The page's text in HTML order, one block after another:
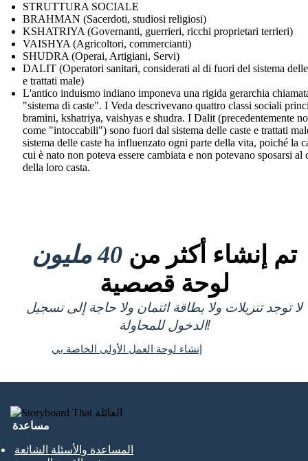
STRUTTURA SOCIALE
BRAHMAN (Sacerdoti, studiosi religiosi)
KSHATRIYA (Governanti, guerrieri, ricchi proprietari terrieri)
VAISHYA (Agricoltori, commercianti)
SHUDRA (Operai, Artigiani, Servi)
DALIT (Operatori sanitari, considerati al di fuori del sistema delle
e trattati male)
L'antico induismo indiano imponeva una rigida gerarchia
"sistema di caste". I Veda descrivevano quattro classi sociali
bramini, kshatriya, vaishyas e shudra. I Dalit (precedentemente
come "intoccabili") sono fuori dal sistema delle caste e trattati
sistema delle caste ha influenzato ogni parte della vita, poiché la
cui è nato non poteva essere cambiata e non potevano sposarsi al
della loro casta.
تم إنشاء أكثر من 40 مليون
لوحة قصصية
لا توجد تنزيلات ولا بطاقة ائتمان ولا حاجة إلى تسجيل
الدخول للمحاولة!
إنشاء لوحة العمل الأولى الخاصة بي
مساعدة
المساعدة والأسئلة الشائعة